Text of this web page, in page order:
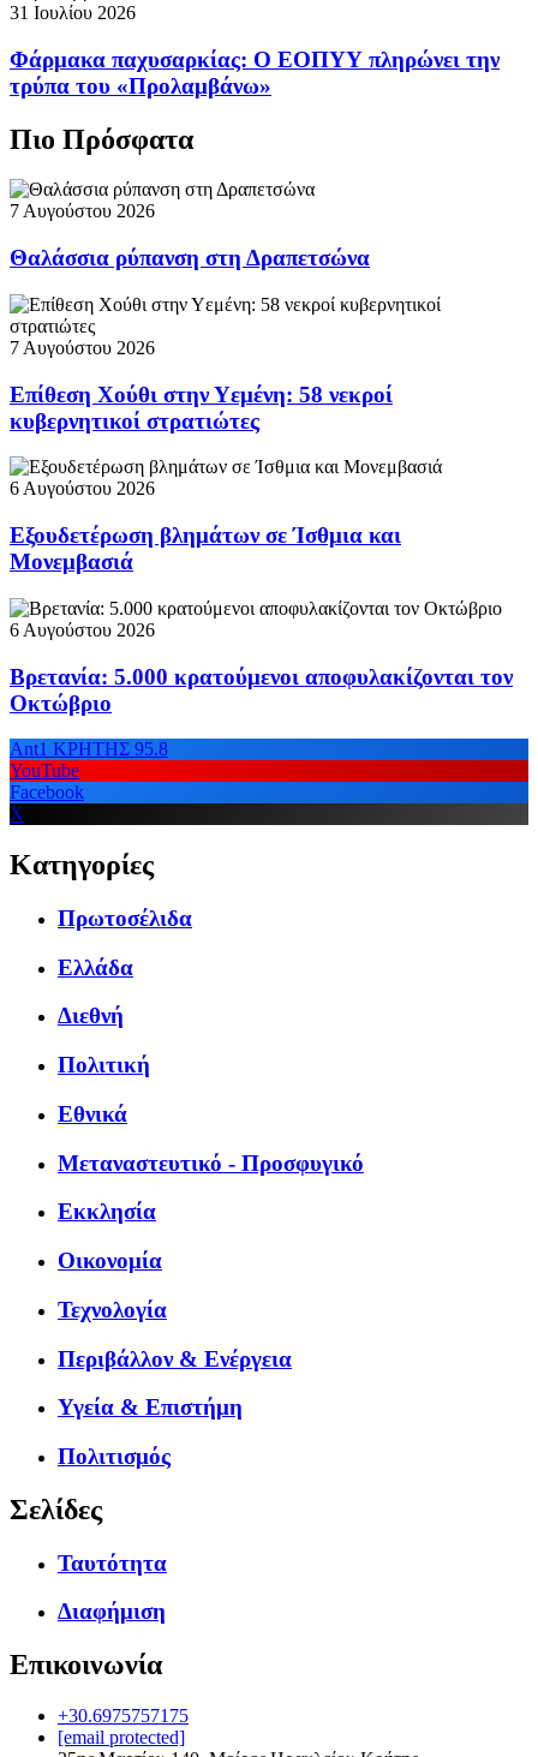
31 Ιουλίου 2026
Φάρμακα παχυσαρκίας: Ο ΕΟΠΥΥ πληρώνει την
τρύπα του «Προλαμβάνω»
Πιο Πρόσφατα
7 Αυγούστου 2026
Θαλάσσια ρύπανση στη Δραπετσώνα
7 Αυγούστου 2026
Επίθεση Χούθι στην Υεμένη: 58 νεκροί
κυβερνητικοί στρατιώτες
6 Αυγούστου 2026
Εξουδετέρωση βλημάτων σε Ίσθμια και
Μονεμβασιά
6 Αυγούστου 2026
Βρετανία: 5.000 κρατούμενοι αποφυλακίζονται τον
Οκτώβριο
Ant1 ΚΡΗΤΗΣ 95.8
YouTube
Facebook
X
Κατηγορίες
Πρωτοσέλιδα
Ελλάδα
Διεθνή
Πολιτική
Εθνικά
Μεταναστευτικό - Προσφυγικό
Εκκλησία
Οικονομία
Τεχνολογία
Περιβάλλον & Ενέργεια
Υγεία & Επιστήμη
Πολιτισμός
Σελίδες
Ταυτότητα
Διαφήμιση
Επικοινωνία
+30.6975757175
[email protected]